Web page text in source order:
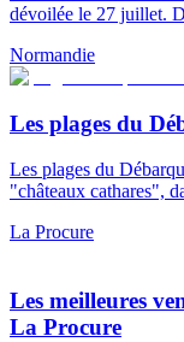
dévoilée le 27 juillet.
Normandie
Les plages du
Les plages du
"châteaux cathares",
La Procure
Les meilleures
La Procure